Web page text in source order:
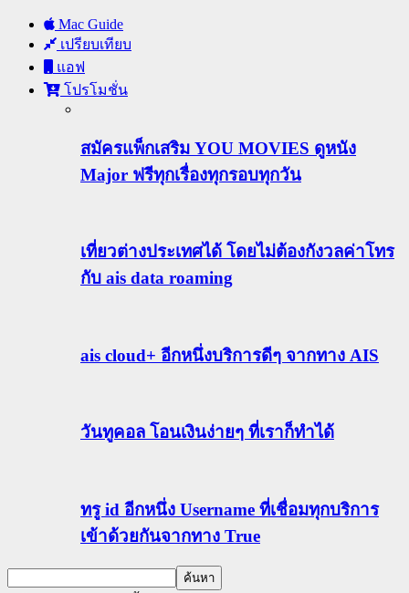
Mac Guide
เปรียบเทียบ
แอฟ
โปรโมชั่น
สมัครแพ็กเสริม YOU MOVIES ดูหนัง
Major ฟรีทุกเรื่องทุกรอบทุกวัน
เที่ยวต่างประเทศได้ โดยไม่ต้องกังวลค่าโทร
กับ ais data roaming
ais cloud+ อีกหนึ่งบริการดีๆ จากทาง AIS
วันทูคอล โอนเงินง่ายๆ ที่เราก็ทำได้
ทรู id อีกหนึ่ง Username ที่เชื่อมทุกบริการ
เข้าด้วยกันจากทาง True